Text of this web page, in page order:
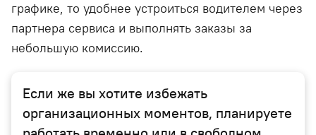
графике, то удобнее устроиться водителем через
партнера сервиса и выполнять заказы за
небольшую комиссию.
Если же вы хотите избежать
организационных моментов, планируете